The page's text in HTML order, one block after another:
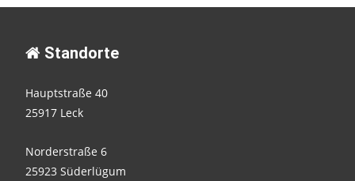
Standorte
Hauptstraße 40
25917 Leck
Norderstraße 6
25923 Süderlügum